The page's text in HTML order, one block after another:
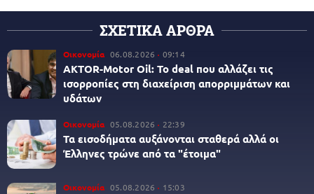
ΣΧΕΤΙΚΑ ΑΡΘΡΑ
Οικονομία 06.08.2026 09:14
AKTOR-Motor Oil: Το deal που αλλάζει τις
ισορροπίες στη διαχείριση απορριμμάτων και
υδάτων
Οικονομία 05.08.2026 22:39
Τα εισοδήματα αυξάνονται σταθερά αλλά οι
Έλληνες τρώνε από τα "έτοιμα"
Οικονομία 05.08.2026 15:03